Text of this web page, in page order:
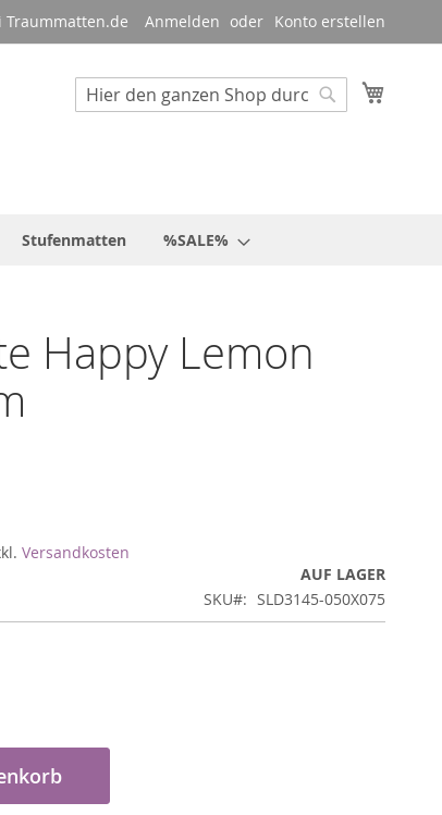
Anmelden Konto erstellen
Suche
Stufenmatten %SALE%
Happy Lemon
Versandkosten
AUF LAGER
SKU
SLD3145-050X075